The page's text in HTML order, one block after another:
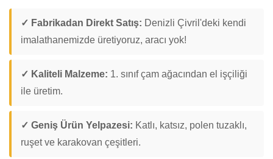
✓ Fabrikadan Direkt Satış: Denizli Çivril'deki kendi
imalathanemizde üretiyoruz, aracı yok!
✓ Kaliteli Malzeme: 1. sınıf çam ağacından el işçiliği
ile üretim.
✓ Geniş Ürün Yelpazesi: Katlı, katsız, polen tuzaklı,
ruşet ve karakovan çeşitleri.